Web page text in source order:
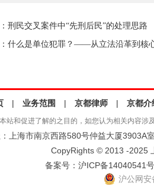
刑民交叉案件中“先刑后民”的处理思路
什么是单位犯罪？——从立法沿革到核
| 业务范围 | 京都律师 | 京都介
站和促进了解的之目的，如您认为相关内容
上海市南京西路580号仲益大厦3903A
CopyRights © 2013 -2025
备案号： 沪ICP备14040541
沪公网